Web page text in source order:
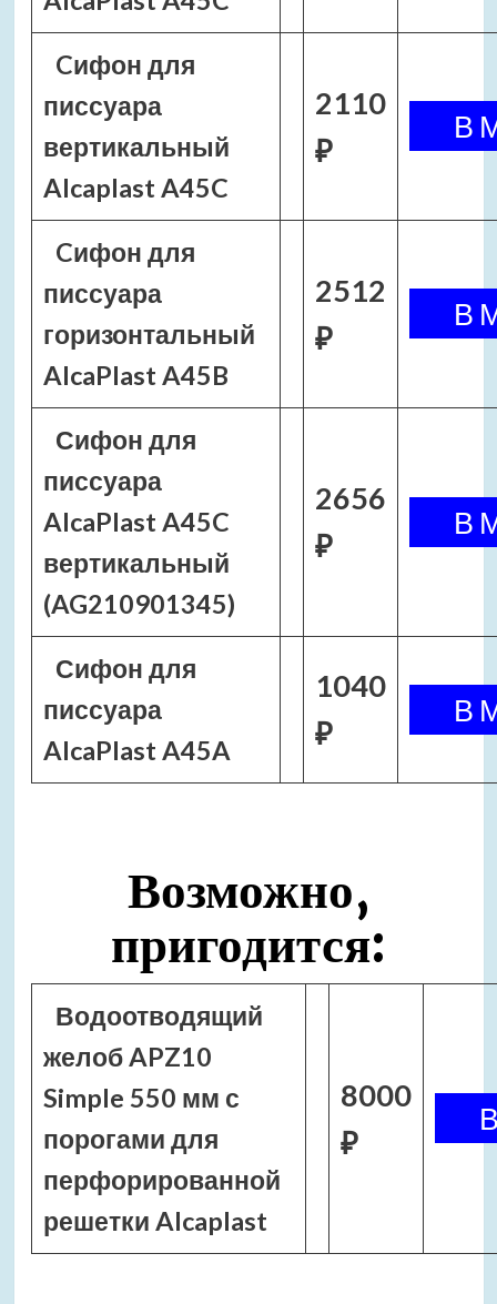
Cифон для
писсуара
вертикальный
Alcaplast A45C
2110
₽
Cифон для
писсуара
горизонтальный
AlcaPlast A45B
2512
₽
Сифон для
писсуара
AlcaPlast A45C
вертикальный
(AG210901345)
2656
₽
Сифон для
писсуара
AlcaPlast A45A
1040
₽
Возможно,
пригодится:
Водоотводящий
желоб APZ10
Simple 550 мм с
порогами для
перфорированной
решетки Alcaplast
8000
₽